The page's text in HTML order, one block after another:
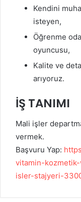
Kendini
isteyen,
Öğrenme
oyuncusu,
Kalite ve
İŞ TANIMI
Mali işler
vermek.
Başvuru Yap:
vitamin-
isler-stajyeri-